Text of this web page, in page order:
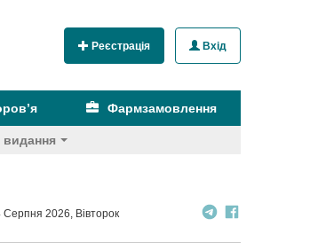
Реєстрація Вхід
Фармзамовлення
Серпня 2026, Вівторок